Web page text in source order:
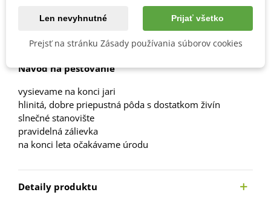
Popis
Návod na pestovanie
vysievame na konci jari
hlinitá, dobre priepustná pôda s dostatkom živín
slnečné stanovište
pravidelná zálievka
na konci leta očakávame úrodu
Detaily produktu
Len nevyhnutné Prijať všetko
Prejsť na stránku Zásady používania súborov cookies